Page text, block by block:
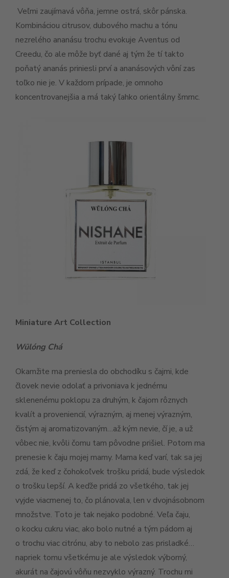
Veľmi zaujímavá vôňa, jemne ostrá, skôr pánska.
Kombináciou citrusov, dubového machu a tónu
nezrelého ananásu trochu evokuje Aventus od
Creedu, čo ale môže byť dané aj tým že tí takto
poňatý ananás priniesli prví a ananásových vôní zas
toľko nie je. V každom prípade, je omnoho
koncentrovanejšia a má taký ľahko orientálny šmrnc.
Miniature Art Collection
Wūlóng Chá
Okamžite ma preniesla do obchodíku s čajmi, kde
človek nevie odolať a privoniava k jednému
sklenenému poklopu za druhým, k čajom rôznych
kvalít a proveniencií, výrazným, aj menej výrazným,
čistým aj aromatizovaným…až kým nevie, čí je, a už
vôbec nie, kvôli čomu tam pôvodne prišiel. Potom ma
prenesie k čaju mojej mamy. Mama keď varí, tak sa jej
zdá, že keď z čohokoľvek trošku pridá, bude výsledok
o trošku lepší. A keďže pridá zo všetkého, tak jej
vyjde viacmenej to, čo plánovala, len v dvojnásobnom
množstve. Toto je tak nejako podobné. Veľa čaju,
o kocku cukru viac, ako bolo nutné a tým pádom aj
o trochu viac citrónu, aby to nebolo zas prisladké…
napriek tomu všetkému je ale výsledok výborný,
akurát na čajovú vôňu nezvyklo výrazný. Trochu mi